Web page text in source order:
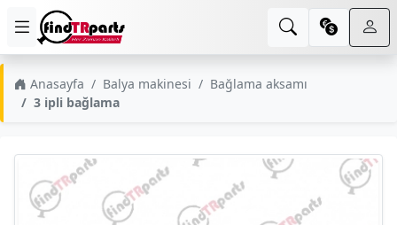
Anasayfa Balya makinesi
Bağlama aksamı
3 ipli bağlama